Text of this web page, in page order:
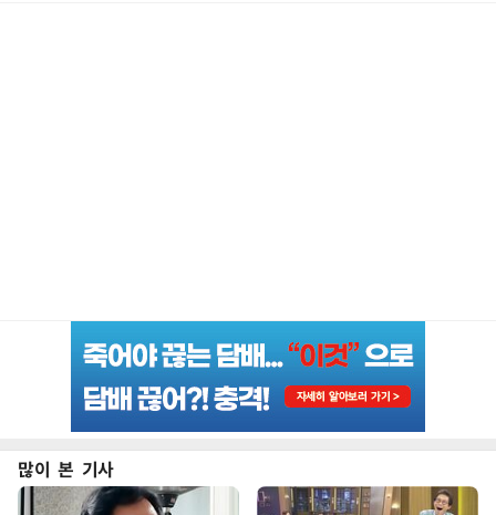
많이 본 기사